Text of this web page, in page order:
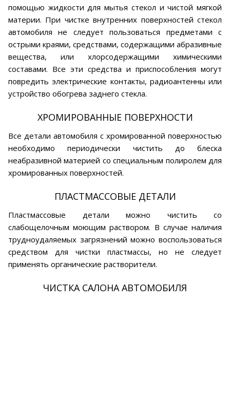
помощью жидкости для мытья стекол и чистой мягкой
материи. При чистке внутренних поверхностей стекол
автомобиля не следует пользоваться предметами с
острыми краями, средствами, содержащими абразивные
вещества, или хлорсодержащими химическими
составами. Все эти средства и приспособления могут
повредить электрические контакты, радиоантенны или
устройство обогрева заднего стекла.
ХРОМИРОВАННЫЕ ПОВЕРХНОСТИ
Все детали автомобиля с хромированной поверхностью
необходимо периодически чистить до блеска
неабразивной материей со специальным полиролем для
хромированных поверхностей.
ПЛАСТМАССОВЫЕ ДЕТАЛИ
Пластмассовые детали можно чистить со
слабощелочным моющим раствором. В случае наличия
трудноудаляемых загрязнений можно воспользоваться
средством для чистки пластмассы, но не следует
применять органические растворители.
ЧИСТКА САЛОНА АВТОМОБИЛЯ